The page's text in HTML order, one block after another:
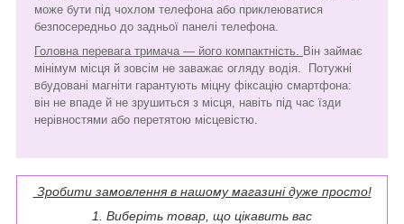
може бути під чохлом телефона або приклеюватися
безпосередньо до задньої панелі телефона.
Головна перевага тримача — його компактність.
Він займає
мінімум місця й зовсім не заважає огляду водія. Потужні
вбудовані магніти гарантують міцну фіксацію смартфона:
він не впаде й не зрушиться з місця, навіть під час їзди
нерівностями або перетятою місцевістю.
Зробити замовлення в нашому магазині дуже просто!
1. Виберіть товар, що цікавить вас